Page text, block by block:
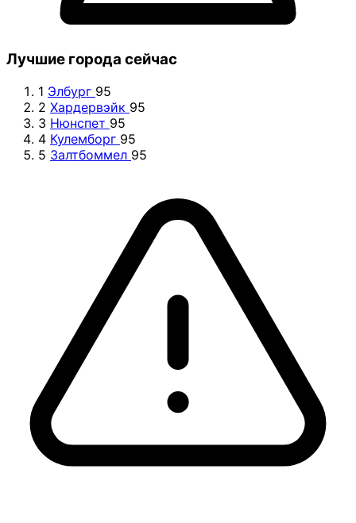
Лучшие города сейчас
1 Элбург 95
2 Хардервэйк 95
3 Нюнспет 95
4 Кулемборг 95
5 Залтбоммел 95